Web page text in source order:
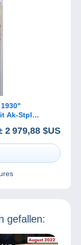
1930"
Ak-Stpl
2 979,88 $US
gefallen: